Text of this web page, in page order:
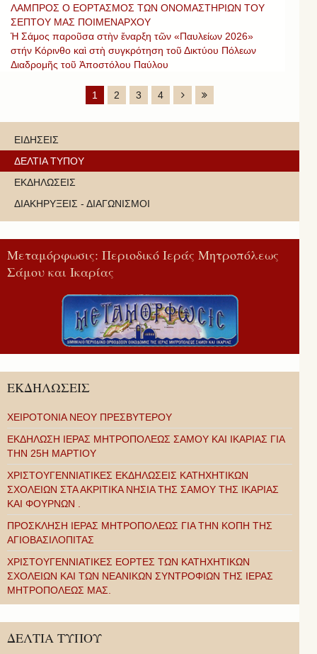
ΛΑΜΠΡΟΣ Ο ΕΟΡΤΑΣΜΟΣ ΤΩΝ ΟΝΟΜΑΣΤΗΡΙΩΝ ΤΟΥ
ΣΕΠΤΟΥ ΜΑΣ ΠΟΙΜΕΝΑΡΧΟΥ
Ἡ Σάμος παροῦσα στὴν ἔναρξη τῶν «Παυλείων 2026»
στήν Κόρινθο καὶ στὴ συγκρότηση τοῦ Δικτύου Πόλεων
Διαδρομῆς τοῦ Ἀποστόλου Παύλου
1 2 3 4
ΕΙΔΗΣΕΙΣ
ΔΕΛΤΙΑ ΤΥΠΟΥ
ΕΚΔΗΛΩΣΕΙΣ
ΔΙΑΚΗΡΥΞΕΙΣ - ΔΙΑΓΩΝΙΣΜΟΙ
Μεταμόρφωσις: Περιοδικό Ιεράς Μητροπόλεως
Σάμου και Ικαρίας
ΕΚΔΗΛΩΣΕΙΣ
ΧΕΙΡΟΤΟΝΙΑ ΝΕΟΥ ΠΡΕΣΒΥΤΕΡΟΥ
ΕΚΔΗΛΩΣΗ ΙΕΡΑΣ ΜΗΤΡΟΠΟΛΕΩΣ ΣΑΜΟΥ ΚΑΙ ΙΚΑΡΙΑΣ ΓΙΑ
ΤΗΝ 25Η ΜΑΡΤΙΟΥ
ΧΡΙΣΤΟΥΓΕΝΝΙΑΤΙΚΕΣ ΕΚΔΗΛΩΣΕΙΣ ΚΑΤΗΧΗΤΙΚΩΝ
ΣΧΟΛΕΙΩΝ ΣΤΑ ΑΚΡΙΤΙΚΑ ΝΗΣΙΑ ΤΗΣ ΣΑΜΟΥ ΤΗΣ ΙΚΑΡΙΑΣ
ΚΑΙ ΦΟΥΡΝΩΝ .
ΠΡΟΣΚΛΗΣΗ ΙΕΡΑΣ ΜΗΤΡΟΠΟΛΕΩΣ ΓΙΑ ΤΗΝ ΚΟΠΗ ΤΗΣ
ΑΓΙΟΒΑΣΙΛΟΠΙΤΑΣ
ΧΡΙΣΤΟΥΓΕΝΝΙΑΤΙΚΕΣ ΕΟΡΤΕΣ ΤΩΝ ΚΑΤΗΧΗΤΙΚΩΝ
ΣΧΟΛΕΙΩΝ ΚΑΙ ΤΩΝ ΝΕΑΝΙΚΩΝ ΣΥΝΤΡΟΦΙΩΝ ΤΗΣ ΙΕΡΑΣ
ΜΗΤΡΟΠΟΛΕΩΣ ΜΑΣ.
ΔΕΛΤΙΑ ΤΥΠΟΥ